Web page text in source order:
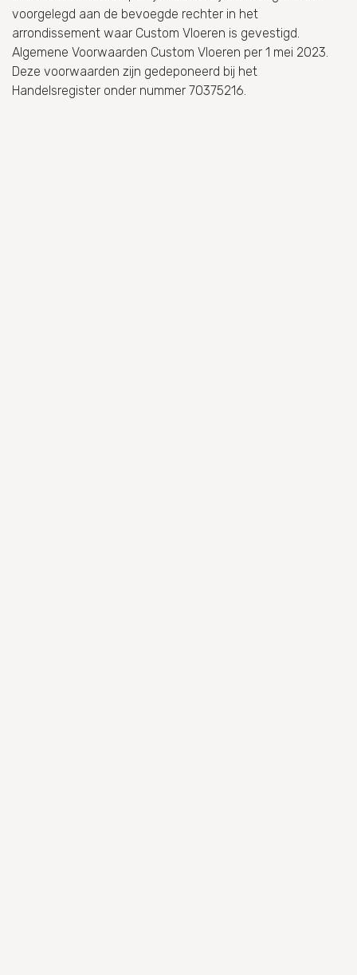
voorgelegd aan de bevoegde rechter in het
arrondissement waar Custom Vloeren is gevestigd.
Algemene Voorwaarden Custom Vloeren per 1 mei 2023.
Deze voorwaarden zijn gedeponeerd bij het
Handelsregister onder nummer 70375216.